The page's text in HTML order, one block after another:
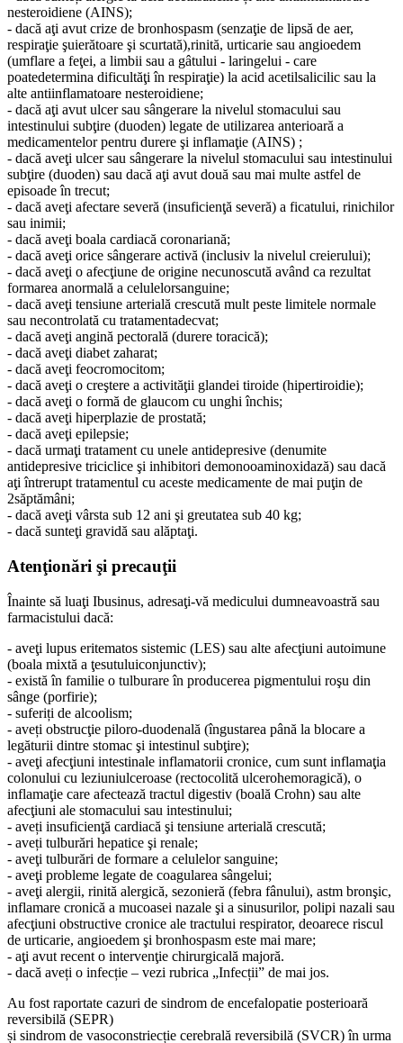
nesteroidiene (AINS);
- dacă aţi avut crize de bronhospasm (senzaţie de lipsă de aer,
respiraţie şuierătoare şi scurtată),rinită, urticarie sau angioedem
(umflare a feţei, a limbii sau a gâtului - laringelui - care
poatedetermina dificultăţi în respiraţie) la acid acetilsalicilic sau la
alte antiinflamatoare nesteroidiene;
- dacă aţi avut ulcer sau sângerare la nivelul stomacului sau
intestinului subţire (duoden) legate de utilizarea anterioară a
medicamentelor pentru durere şi inflamaţie (AINS) ;
- dacă aveţi ulcer sau sângerare la nivelul stomacului sau intestinului
subţire (duoden) sau dacă aţi avut două sau mai multe astfel de
episoade în trecut;
- dacă aveţi afectare severă (insuficienţă severă) a ficatului, rinichilor
sau inimii;
- dacă aveţi boala cardiacă coronariană;
- dacă aveţi orice sângerare activă (inclusiv la nivelul creierului);
- dacă aveţi o afecţiune de origine necunoscută având ca rezultat
formarea anormală a celulelorsanguine;
- dacă aveţi tensiune arterială crescută mult peste limitele normale
sau necontrolată cu tratamentadecvat;
- dacă aveţi angină pectorală (durere toracică);
- dacă aveţi diabet zaharat;
- dacă aveţi feocromocitom;
- dacă aveţi o creştere a activităţii glandei tiroide (hipertiroidie);
- dacă aveţi o formă de glaucom cu unghi închis;
- dacă aveţi hiperplazie de prostată;
- dacă aveţi epilepsie;
- dacă urmaţi tratament cu unele antidepresive (denumite
antidepresive triciclice şi inhibitori demonooaminoxidază) sau dacă
aţi întrerupt tratamentul cu aceste medicamente de mai puţin de
2săptămâni;
- dacă aveţi vârsta sub 12 ani şi greutatea sub 40 kg;
- dacă sunteţi gravidă sau alăptaţi.
Atenţionări şi precauţii
Înainte să luaţi Ibusinus, adresaţi-vă medicului dumneavoastră sau
farmacistului dacă:
- aveţi lupus eritematos sistemic (LES) sau alte afecţiuni autoimune
(boala mixtă a ţesutuluiconjunctiv);
- există în familie o tulburare în producerea pigmentului roşu din
sânge (porfirie);
- suferiți de alcoolism;
- aveți obstrucţie piloro-duodenală (îngustarea până la blocare a
legăturii dintre stomac şi intestinul subţire);
- aveţi afecţiuni intestinale inflamatorii cronice, cum sunt inflamaţia
colonului cu leziuniulceroase (rectocolită ulcerohemoragică), o
inflamaţie care afectează tractul digestiv (boală Crohn) sau alte
afecţiuni ale stomacului sau intestinului;
- aveți insuficienţă cardiacă şi tensiune arterială crescută;
- aveți tulburări hepatice şi renale;
- aveţi tulburări de formare a celulelor sanguine;
- aveţi probleme legate de coagularea sângelui;
- aveţi alergii, rinită alergică, sezonieră (febra fânului), astm bronşic,
inflamare cronică a mucoasei nazale şi a sinusurilor, polipi nazali sau
afecţiuni obstructive cronice ale tractului respirator, deoarece riscul
de urticarie, angioedem şi bronhospasm este mai mare;
- aţi avut recent o intervenţie chirurgicală majoră.
- dacă aveți o infecție – vezi rubrica „Infecții” de mai jos.
Au fost raportate cazuri de sindrom de encefalopatie posterioară
reversibilă (SEPR)
și sindrom de vasoconstriecție cerebrală reversibilă (SVCR) în urma